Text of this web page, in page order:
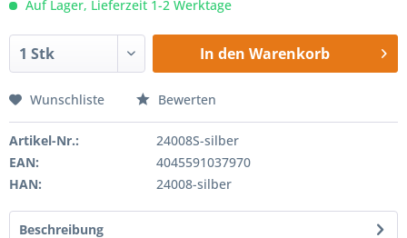
Auf Lager, Lieferzeit 1-2 Werktage
In den Warenkorb
Wunschliste Bewerten
Artikel-Nr.:
24008S-silber
EAN:
4045591037970
HAN:
24008-silber
Beschreibung